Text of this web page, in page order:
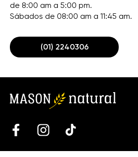
de 8:00 am a 5:00 pm.
Sábados de 08:00 am a 11:45 am.
(01) 2240306